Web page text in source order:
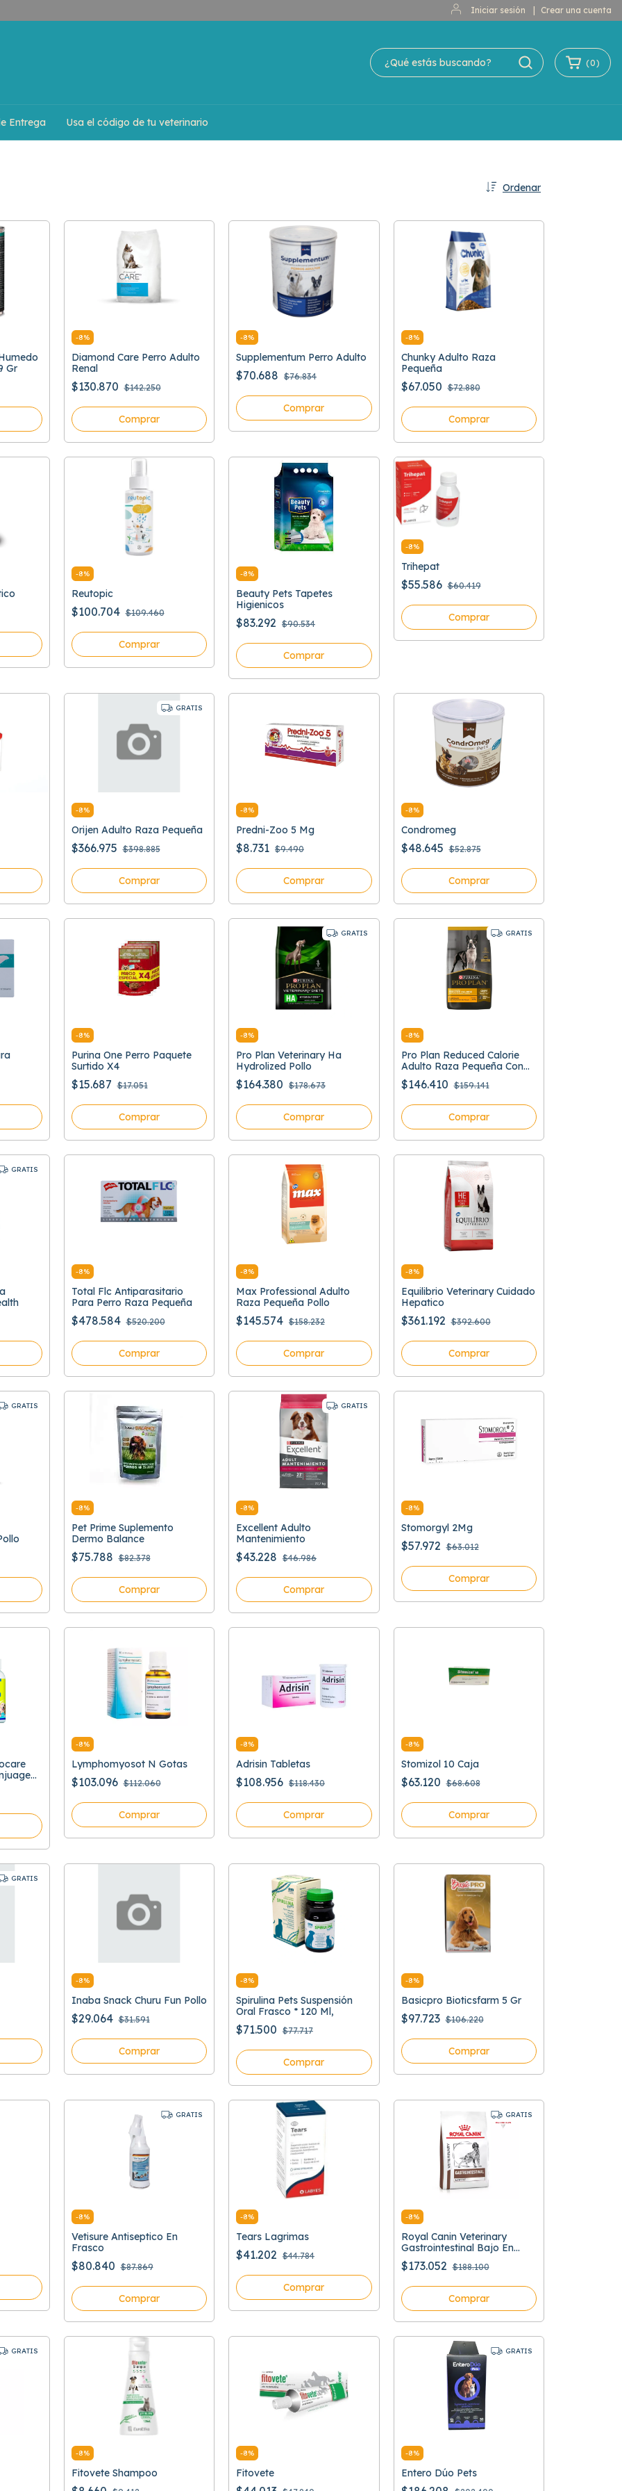
Iniciar sesión Crear una cuenta
(0)
Entrega Usa el código de tu veterinario
Ordenar
Gr
-8%
Diamond Care Perro Adulto
Renal
$130.870 $142.250
Comprar
-8%
Supplementum Perro Adulto
$70.688 $76.834
Comprar
-8%
Chunky Adulto Raza
Pequeña
$67.050 $72.880
Comprar
-8%
Reutopic
$100.704 $109.460
Comprar
-8%
Beauty Pets Tapetes
Higienicos
$83.292 $90.534
Comprar
-8%
Trihepat
$55.586 $60.419
Comprar
GRATIS
-8%
Orijen Adulto Raza Pequeña
$366.975 $398.885
Comprar
-8%
Predni-Zoo 5 Mg
$8.731 $9.490
Comprar
-8%
Condromeg
$48.645 $52.875
Comprar
-8%
Purina One Perro Paquete
Surtido X4
$15.687 $17.051
Comprar
GRATIS
-8%
Pro Plan Veterinary Ha
Hydrolized Pollo
$164.380 $178.673
Comprar
GRATIS
-8%
Pro Plan Reduced Calorie
Adulto Raza Pequeña Con
Optifit
$146.410 $159.141
Comprar
GRATIS
-8%
Total Flc Antiparasitario
Para Perro Raza Pequeña
$478.584 $520.200
Comprar
-8%
Max Professional Adulto
Raza Pequeña Pollo
$145.574 $158.232
Comprar
-8%
Equilibrio Veterinary Cuidado
Hepatico
$361.192 $392.600
Comprar
GRATIS
-8%
Pet Prime Suplemento
Dermo Balance
$75.788 $82.378
Comprar
GRATIS
-8%
Excellent Adulto
Mantenimiento
$43.228 $46.986
Comprar
-8%
Stomorgyl 2Mg
$57.972 $63.012
Comprar
-8%
Lymphomyosot N Gotas
$103.096 $112.060
Comprar
-8%
Adrisin Tabletas
$108.956 $118.430
Comprar
-8%
Stomizol 10 Caja
$63.120 $68.608
Comprar
GRATIS
-8%
Inaba Snack Churu Fun Pollo
$29.064 $31.591
Comprar
-8%
Spirulina Pets Suspensión
Oral Frasco * 120 Ml,
$71.500 $77.717
Comprar
-8%
Basicpro Bioticsfarm 5 Gr
$97.723 $106.220
Comprar
GRATIS
-8%
Vetisure Antiseptico En
Frasco
$80.840 $87.869
Comprar
-8%
Tears Lagrimas
$41.202 $44.784
Comprar
GRATIS
-8%
Royal Canin Veterinary
Gastrointestinal Bajo En
Grasa
$173.052 $188.100
Comprar
GRATIS
-8%
Fitovete Shampoo
-8%
Fitovete
GRATIS
-8%
Entero Dúo Pets